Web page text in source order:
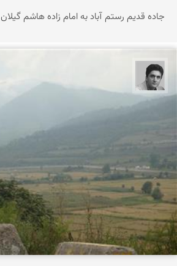
جاده قدیم رستم آباد به امام زاده هاشم گیلان